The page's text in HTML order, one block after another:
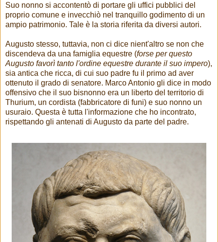
Suo nonno si accontentò di portare gli uffici pubblici del
proprio comune e invecchiò nel tranquillo godimento di un
ampio patrimonio. Tale è la storia riferita da diversi autori.
Augusto stesso, tuttavia, non ci dice nient'altro se non che
discendeva da una famiglia equestre (forse per questo
Augusto favorì tanto l'ordine equestre durante il suo impero),
sia antica che ricca, di cui suo padre fu il primo ad aver
ottenuto il grado di senatore. Marco Antonio gli dice in modo
offensivo che il suo bisnonno era un liberto del territorio di
Thurium, un cordista (fabbricatore di funi) e suo nonno un
usuraio. Questa è tutta l'informazione che ho incontrato,
rispettando gli antenati di Augusto da parte del padre.